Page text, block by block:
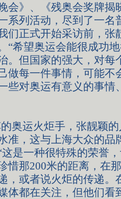
会》、《残奥会奖牌揭
系列活动，尽到了一名
们正式开始采访前，张
“希望奥运会能很成功
。但国家的强大，对每
做每一件事情，可能不
些对奥运有意义的事情
奥运火炬手，张靓颖
准，这与上海大众的品
是一种很特殊的荣誉
惜那200米的距离，在那
，或者说火炬的传递。
体都在关注，但他们看